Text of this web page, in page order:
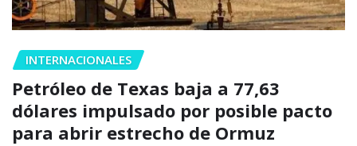
INTERNACIONALES
Petróleo de Texas baja a 77,63
dólares impulsado por posible pacto
para abrir estrecho de Ormuz